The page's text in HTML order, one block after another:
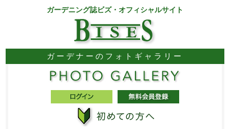
ガーデニング誌ビズ・オフィシャルサイト
ガーデナーのフォトギャラリー